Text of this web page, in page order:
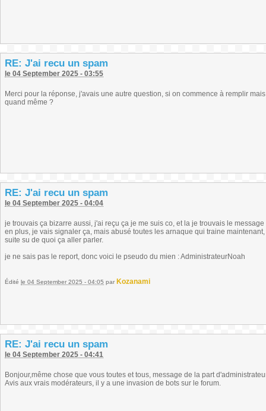
RE: J'ai recu un spam
le 04 September 2025 - 03:55
Merci pour la réponse, j'avais une autre question, si on commence à remplir
quand même ?
RE: J'ai recu un spam
le 04 September 2025 - 04:04
je trouvais ça bizarre aussi, j'ai reçu ça je me suis co, et la je trouvais le
en plus, je vais signaler ça, mais abusé toutes les arnaque qui traine
suite su de quoi ça aller parler.
je ne sais pas le report, donc voici le pseudo du mien : AdministrateurNoah
Édité le 04 September 2025 - 04:05 par Kozanami
RE: J'ai recu un spam
le 04 September 2025 - 04:41
Bonjour,même chose que vous toutes et tous, message de la part
Avis aux vrais modérateurs, il y a une invasion de bots sur le forum.